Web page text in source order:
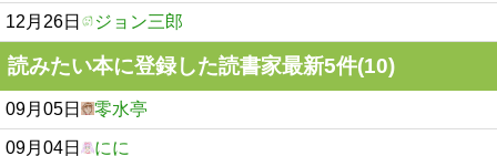
12月26日 ジョン三郎
読みたい本に登録した読書家最新5件(10)
09月05日 零水亭
09月04日 にに